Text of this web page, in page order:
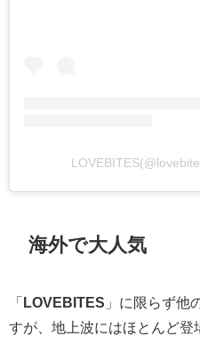
海外で大人気
「 LOVEBITES 」に限らず他
すが、地上波にはほとんど